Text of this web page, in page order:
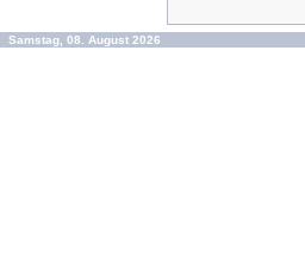
Samstag, 08. August 2026